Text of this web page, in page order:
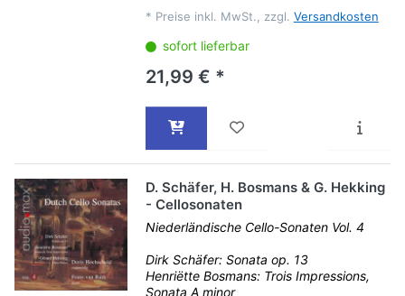
* Preise inkl. MwSt., zzgl. Versandkosten
sofort lieferbar
21,99 € *
D. Schäfer, H. Bosmans & G. Hekking
- Cellosonaten
Niederländische Cello-Sonaten Vol. 4
Dirk Schäfer: Sonata op. 13
Henriëtte Bosmans: Trois Impressions,
Sonata A minor